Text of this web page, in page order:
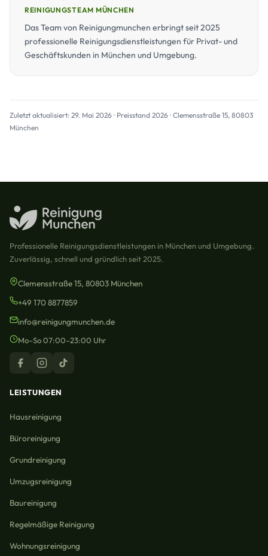
REINIGUNGSTEAM MÜNCHEN
Das Team von Reinigungmunchen erbringt seit 2025
professionelle Reinigungsdienstleistungen für Privat- und
Geschäftskunden in München und Umgebung.
Zuletzt aktualisiert: 29. Mai 2026 · Preisstand 2026 · Clemensstraße 15, 80803
München
Professionelle Reinigungsdienstleistungen in München und Umgebung.
Zuverlässig, schnell und gründlich seit 2025.
Clemensstraße 15, 80803 München
+49 170 8877859
info@reinigungmunchen.de
Mo–So 07:00–23:00 Uhr
LEISTUNGEN
Hausreinigung
Büroreinigung
Grundreinigung
Umzugsreinigung
Baureinigung
Regelmäßige Reinigung
Wohnungsreinigung